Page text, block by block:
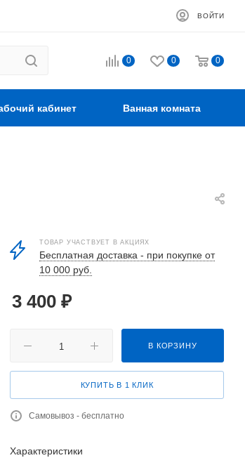
ВОЙТИ
0 0 0
кабинет Ванная комната
ТОВАР УЧАСТВУЕТ В АКЦИЯХ
Бесплатная доставка - при покупке от
10 000 руб.
3 400 ₽
В КОРЗИНУ
КУПИТЬ В 1 КЛИК
Самовывоз - бесплатно
Характеристики